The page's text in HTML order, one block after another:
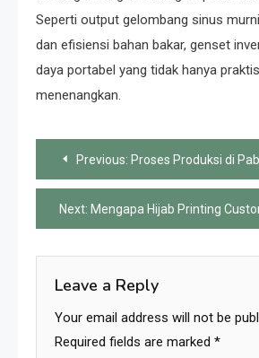
Seperti output gelombang sinus
dan efisiensi bahan bakar, genset
daya portabel yang tidak hanya
menenangkan.
Post
navigation
Previous: Proses Produksi di Pabrik Hijab Printing:
Next: Mengapa Hijab Printing Custom Cocok
Leave a Reply
Your email address will not be
Required fields are marked *